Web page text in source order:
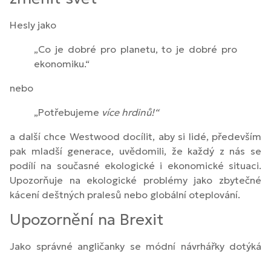
Hesly jako
„Co je dobré pro planetu, to je dobré pro
ekonomiku.“
nebo
„Potřebujeme více hrdinů!“
a další chce Westwood docílit, aby si lidé, především
pak mladší generace, uvědomili, že každý z nás se
podílí na současné ekologické i ekonomické situaci.
Upozorňuje na ekologické problémy jako zbytečné
kácení deštných pralesů nebo globální oteplování.
Upozornění na Brexit
Jako správné angličanky se módní návrhářky dotýká